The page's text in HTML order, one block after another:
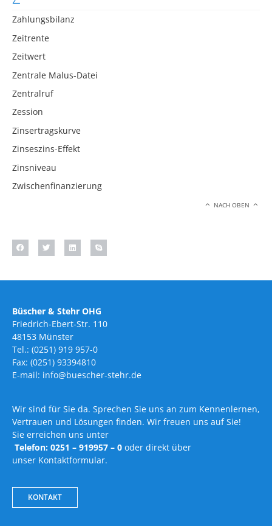
Zahlungsbilanz
Zeitrente
Zeitwert
Zentrale Malus-Datei
Zentralruf
Zession
Zinsertragskurve
Zinseszins-Effekt
Zinsniveau
Zwischenfinanzierung
NACH OBEN
Büscher & Stehr OHG
Friedrich-Ebert-Str. 110
48153 Münster
Tel.: (0251) 919 957-0
Fax: (0251) 93394810
E-mail: info@buescher-stehr.de
Wir sind für Sie da. Sprechen Sie uns an zum Kennenlernen,
Vertrauen und Lösungen finden. Wir freuen uns auf Sie!
Sie erreichen uns unter
Telefon: 0251 – 919957 – 0 oder direkt über
unser Kontaktformular.
KONTAKT